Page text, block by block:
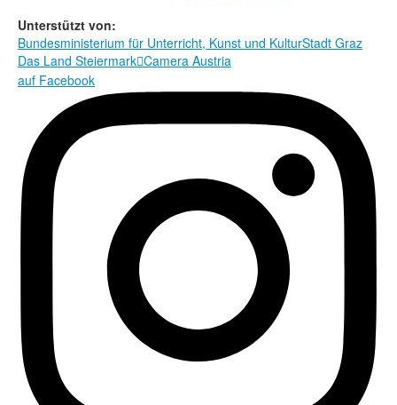
Unterstützt von:
Bundesministerium für Unterricht, Kunst und KulturStadt Graz
Das Land SteiermarkCamera Austria
auf Facebook